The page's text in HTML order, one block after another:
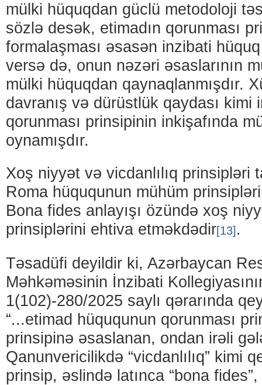
mülki hüquqdan güclü metodoloji
sözlə desək, etimadın qorunması
formalaşması əsasən inzibati
versə də, onun nəzəri əsaslarının
mülki hüquqdan qaynaqlanmışdır.
davranış və dürüstlük qaydası kimi
qorunması prinsipinin inkişafında
oynamışdır.
Xoş niyyət və vicdanlılıq prinsipləri
Roma hüququnun mühüm
Bona fides anlayışı özündə xoş
prinsiplərini ehtiva etməkdədir[13] .
Təsadüfi deyildir ki, Azərbaycan
Məhkəməsinin İnzibati
1(102)-280/2025 saylı qərarında
“...etimad hüququnun qorunması
prinsipinə əsaslanan, ondan irəli
Qanunvericilikdə “vicdanlılıq” kimi
prinsip, əslində latınca “bona